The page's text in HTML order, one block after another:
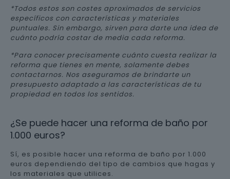
*Todos estos son costes aproximados de servicios
específicos con características y materiales
puntuales. Sin embargo, sirven para darte una idea de
cuánto podría costar de media cada reforma.
*Para conocer precisamente cuánto cuesta realizar la
reforma que tienes en mente, solamente debes
contactarnos. Nos aseguramos de brindarte un
presupuesto adaptado a las características de tu
propiedad en todos los sentidos.
¿Se puede hacer una reforma de baño por
1.000 euros?
Sí, es posible hacer una reforma de baño por 1.000
euros dependiendo del tipo de cambios que hagas y
los materiales que utilices.